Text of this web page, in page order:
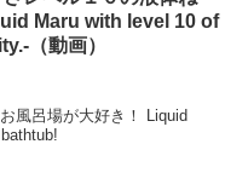
Maru with level 10 of
（動画）
風呂場が大好き！ Liquid